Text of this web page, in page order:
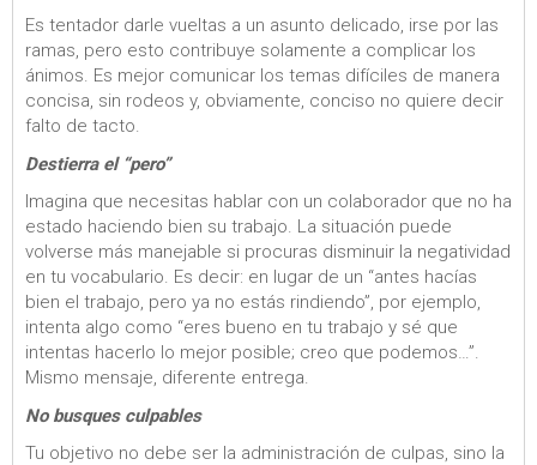
Es tentador darle vueltas a un asunto delicado, irse por las
ramas, pero esto contribuye solamente a complicar los
ánimos. Es mejor comunicar los temas difíciles de manera
concisa, sin rodeos y, obviamente, conciso no quiere decir
falto de tacto.
Destierra el “pero”
Imagina que necesitas hablar con un colaborador que no ha
estado haciendo bien su trabajo. La situación puede
volverse más manejable si procuras disminuir la negatividad
en tu vocabulario. Es decir: en lugar de un “antes hacías
bien el trabajo, pero ya no estás rindiendo”, por ejemplo,
intenta algo como “eres bueno en tu trabajo y sé que
intentas hacerlo lo mejor posible; creo que podemos…”.
Mismo mensaje, diferente entrega.
No busques culpables
Tu objetivo no debe ser la administración de culpas, sino la